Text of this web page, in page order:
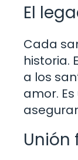
El
Cada
historia.
a los
amor.